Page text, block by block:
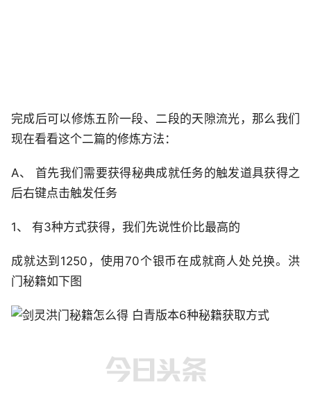
完成后可以修炼五阶一段、二段的天隙流光，那么我们
现在看看这个二篇的修炼方法：
A、 首先我们需要获得秘典成就任务的触发道具获得之
后右键点击触发任务
1、 有3种方式获得，我们先说性价比最高的
成就达到1250，使用70个银币在成就商人处兑换。洪
门秘籍如下图